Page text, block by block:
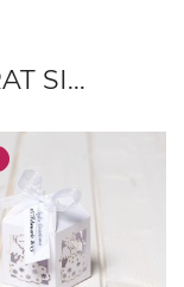
SI...